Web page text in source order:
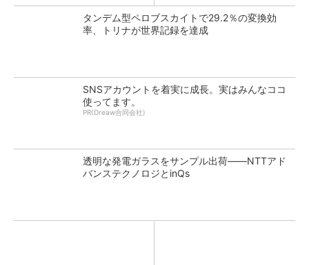
タンデム型ペロブスカイトで29.2％の変換効
率、トリナが世界記録を達成
SNSアカウントを着実に成長。実はみんなココ
使ってます。
PR(Dreaw合同会社)
透明な発電ガラスをサンプル出荷――NTTアド
バンステクノロジとinQs